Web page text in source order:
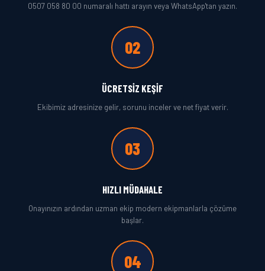
0507 058 80 00 numaralı hattı arayın veya WhatsApp'tan yazın.
02
ÜCRETSIZ KEŞIF
Ekibimiz adresinize gelir, sorunu inceler ve net fiyat verir.
03
HIZLI MÜDAHALE
Onayınızın ardından uzman ekip modern ekipmanlarla çözüme
başlar.
04